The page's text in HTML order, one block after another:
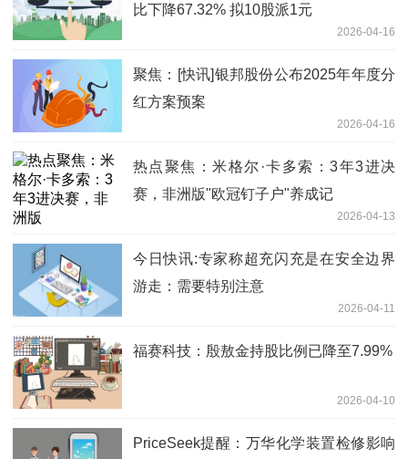
比下降67.32% 拟10股派1元
2026-04-16
聚焦：[快讯]银邦股份公布2025年年度分
红方案预案
2026-04-16
热点聚焦：米格尔·卡多索：3年3进决
赛，非洲版"欧冠钉子户"养成记
2026-04-13
今日快讯:专家称超充闪充是在安全边界
游走：需要特别注意
2026-04-11
福赛科技：殷敖金持股比例已降至7.99%
2026-04-10
PriceSeek提醒：万华化学装置检修影响